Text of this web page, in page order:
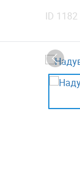
ID 1182